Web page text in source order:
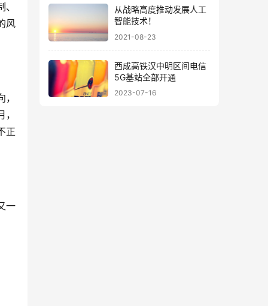
风
正
一
从战略高度推动发展人工
智能技术！
2021-08-23
西成高铁汉中明区间电信
5G基站全部开通
2023-07-16